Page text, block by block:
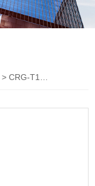
> CRG-T12《公差配合》示教陈列柜